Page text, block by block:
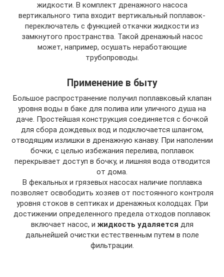
жидкости. В комплект дренажного насоса
вертикального типа входит вертикальный поплавок-
переключатель с функцией откачки жидкости из
замкнутого пространства. Такой дренажный насос
может, например, осушать неработающие
трубопроводы.
Применение в быту
Большое распространение получил поплавковый клапан
уровня воды в баке для полива или уличного душа на
даче. Простейшая конструкция соединяется с бочкой
для сбора дождевых вод и подключается шлангом,
отводящим излишки в дренажную канаву. При наполении
бочки, с целью избежания перелива, поплавок
перекрывает доступ в бочку, и лишняя вода отводится
от дома.
В фекальных и грязевых насосах наличие поплавка
позволяет освободить хозяев от постоянного контроля
уровня стоков в септиках и дренажных колодцах. При
достижении определенного предела отходов поплавок
включает насос, и жидкость удаляется для
дальнейшей очистки естественным путем в поле
фильтрации.